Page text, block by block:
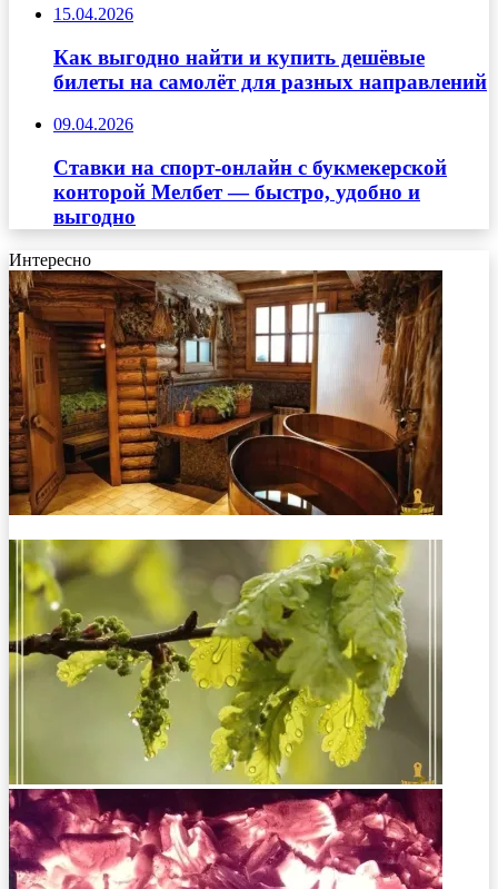
15.04.2026
Как выгодно найти и купить дешёвые
билеты на самолёт для разных направлений
09.04.2026
Ставки на спорт-онлайн с букмекерской
конторой Мелбет — быстро, удобно и
выгодно
Интересно